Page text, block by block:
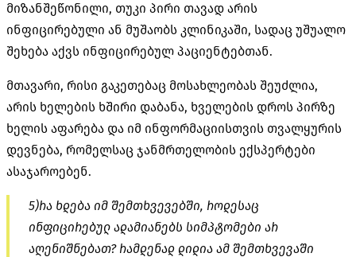
მიზანშეწონილი, თუკი პირი თავად არის
ინფიცირებული ან მუშაობს კლინიკაში, სადაც უშუალო
შეხება აქვს ინფიცირებულ პაციენტებთან.
მთავარი, რისი გაკეთებაც მოსახლეობას შეუძლია,
არის ხელების ხშირი დაბანა, ხველების დროს პირზე
ხელის აფარება და იმ ინფორმაციისთვის თვალყურის
დევნება, რომელსაც ჯანმრთელობის ექსპერტები
ასაჯაროებენ.
5)რა ხდება იმ შემთხვევებში, როდესაც
ინფიცირებულ ადამიანებს სიმპტომები არ
აღენიშნებათ? რამდენად დიდია ამ შემთხვევაში